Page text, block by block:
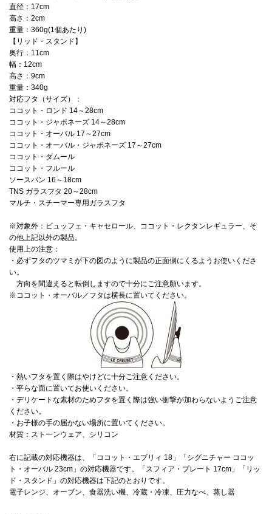
直径：17cm
高さ：2cm
重量：360g(1個あたり)
【リッド・スタンド】
奥行：11cm
幅：12cm
高さ：9cm
重量：340g
対応フタ（サイズ）：
ココット・ロンド 14～28cm
ココット・ジャポネーズ 14～28cm
ココット・オーバル 17～27cm
ココット・オーバル・ジャポネーズ 17～27cm
ココット・ダムール
ココット・フルール
ソースパン 16～18cm
TNS ガラスフタ 20～28cm
マルチ・スチーマー専用ガラスフタ
※対象外：ビュッフェ・キャセロール、ココット・レクタンレギュラー、そ
の他上記以外の製品。
使用上の注意：
・必ずフタのツマミが下の図のように製品の正面側にくるようお使いくださ
い。
方向を間違えると転倒しますので十分にご注意願います。
※ココット・オーバル／フタは横長に置いてください。
・熱いフタを置く際はやけどに十分ご注意ください。
・平らな面に置いてお使いください。
・デリケートな素材のためフタを置く際は強い衝撃が加わらないようご注意
ください。
・お子様の手の届かない場所に置いてください。
材質：ストーンウェア、シリコン
右に記載の対応機器は、「ココット・エブリィ 18」「シグニチャー ココッ
ト・オーバル 23cm」の対応機器です。「スフィア・プレート 17cm」「リッ
ド・スタンド」の対応機器は下記のとおりです。
電子レンジ、オーブン、食器洗い機、冷蔵・冷凍、圧力なべ、蒸し器